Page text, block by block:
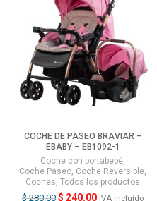
COCHE DE PASEO BRAVIAR –
EBABY – EB1092-1
Coche con portabebé,
Coche Paseo, Coche Reversible,
Coches, Todos los productos
$280.00 $ 240.00 IVA incluído